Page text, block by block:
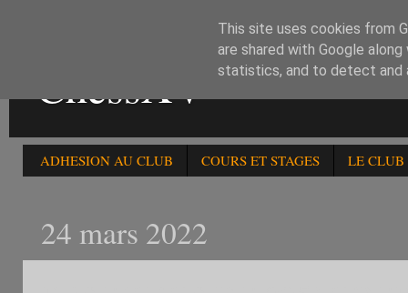
ChessXV
ADHESION AU CLUB COURS ET STAGES LE CLUB
24 mars 2022
This site uses cookies from
are shared with Google
statistics, and to detect and